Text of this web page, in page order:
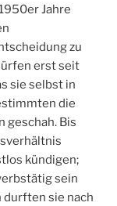
Jahre
zu
erst seit
sie selbst in
die
geschah. Bis
kündigen;
sein
durften sie nach